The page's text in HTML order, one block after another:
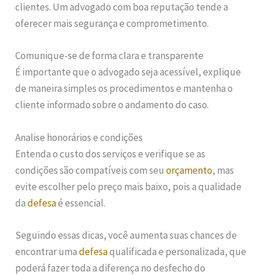
clientes. Um advogado com boa reputação tende a
oferecer mais segurança e comprometimento.
Comunique-se de forma clara e transparente
É importante que o advogado seja acessível, explique
de maneira simples os procedimentos e mantenha o
cliente informado sobre o andamento do caso.
Analise honorários e condições
Entenda o custo dos serviços e verifique se as
condições são compatíveis com seuorçamento, mas
evite escolher pelo preço mais baixo, pois a qualidade
dadefesaé essencial.
Seguindo essas dicas, você aumenta suas chances de
encontrar umadefesaqualificada e personalizada, que
poderá fazer toda a diferença no desfecho do